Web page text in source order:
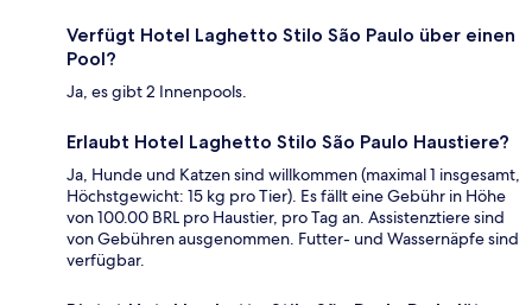
Verfügt Hotel Laghetto Stilo São Paulo über einen
Pool?
Ja, es gibt 2 Innenpools.
Erlaubt Hotel Laghetto Stilo São Paulo Haustiere?
Ja, Hunde und Katzen sind willkommen (maximal 1 insgesamt,
Höchstgewicht: 15 kg pro Tier). Es fällt eine Gebühr in Höhe
von 100.00 BRL pro Haustier, pro Tag an. Assistenztiere sind
von Gebühren ausgenommen. Futter- und Wassernäpfe sind
verfügbar.